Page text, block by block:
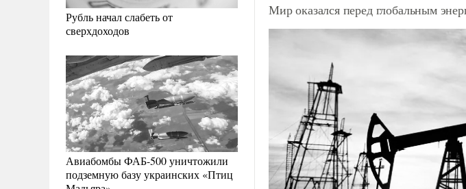
Рубль начал слабеть от
сверхдоходов
Авиабомбы ФАБ-500 уничтожили
подземную базу украинских «Птиц
Мир оказался перед глобальным